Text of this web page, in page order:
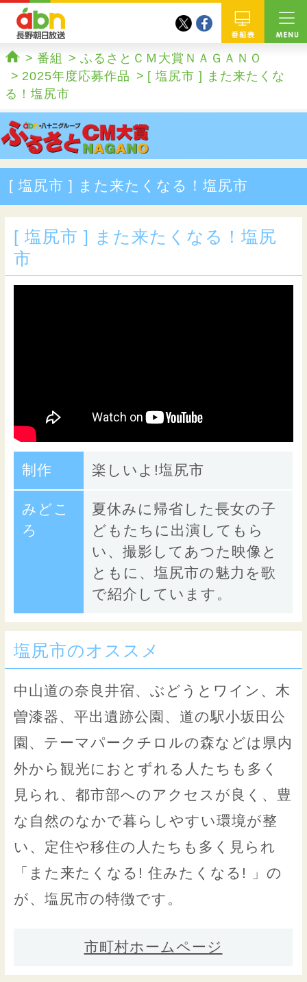
twitterfacebook
ホーム
番組
ふるさとＣＭ大賞ＮＡＧＡＮＯ
2025年度応募作品
[ 塩尻市 ] また来たくな
る！塩尻市
[ 塩尻市 ] また来たくなる！塩尻市
[ 塩尻市 ] また来たくなる！塩尻
市
制作 楽しいよ!塩尻市
みどこ
ろ
夏休みに帰省した長女の子
どもたちに出演してもら
い、撮影してあつた映像と
ともに、塩尻市の魅力を歌
で紹介しています。
塩尻市のオススメ
中山道の奈良井宿、ぶどうとワイン、木
曽漆器、平出遺跡公園、道の駅小坂田公
園、テーマパークチロルの森などは県内
外から観光におとずれる人たちも多く
見られ、都市部へのアクセスが良く、豊
な自然のなかで暮らしやすい環境が整
い、定住や移住の人たちも多く見られ
「また来たくなる! 住みたくなる! 」の
が、塩尻市の特徴です。
市町村ホームページ